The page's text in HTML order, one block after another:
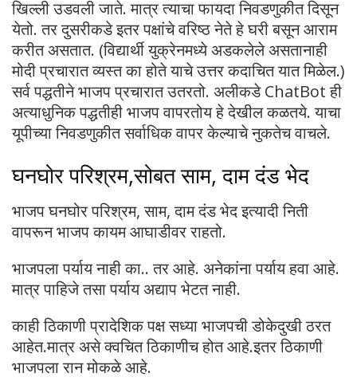
खिल्ली उडवली जाते. मात्र त्याचा फायदा निवडणुकीत दिसून
येतो. तर दुसरीकडे इतर पक्षांचे वरिष्ठ नेते हे घरी बसून आराम
करीत असतात. (विद्यार्थी युक्रेनमध्ये अडकलेले असतानाही
मोदी प्रचारात व्यस्त का होते याचे उत्तर कदाचित यात मिळेल.)
सर्व पद्धतीने भाजप प्रचारात उतरतो. अलीकडे ChatBot ही
अत्याधुनिक पद्धतीही भाजप वापरतोय हे देखील कळतये. याचा
यूपीच्या निवडणुकीत सर्वाधिक वापर केल्याचे नुकतेच वाचले.
घनघोर परिश्रम,सोबत साम, दाम दंड भेद
भाजप घनघोर परिश्रम, साम, दाम दंड भेद इत्यादी निती
वापरून भाजप कायम आघाडीवर राहतो.
भाजपला पर्याय नाही का.. तर आहे. अनेकांना पर्याय हवा आहे.
मात्र पाहिजे तसा पर्याय अद्याप भेटत नाही.
काही ठिकाणी प्रादेशिक पक्ष सध्या भाजपची डोकेदुखी ठरत
आहेत.मात्र असे क्वचित ठिकाणीच होत आहे.इतर ठिकाणी
भाजपला रान मोकळे आहे.